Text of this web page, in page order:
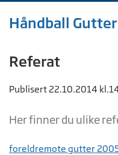
Håndball
Referat
Publisert 22.10.2014
Her finner du ulike
foreldremote gutter